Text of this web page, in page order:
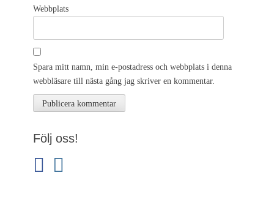
Webbplats
Spara mitt namn, min e-postadress och webbplats i denna
webbläsare till nästa gång jag skriver en kommentar.
Följ oss!
facebook